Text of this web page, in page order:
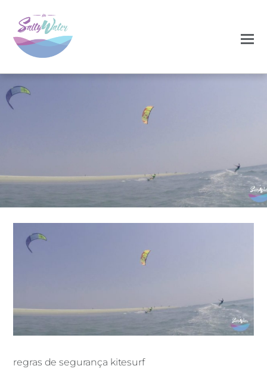
NOVEMBRO 25, 2020 0 0
regras de segurança kitesurf